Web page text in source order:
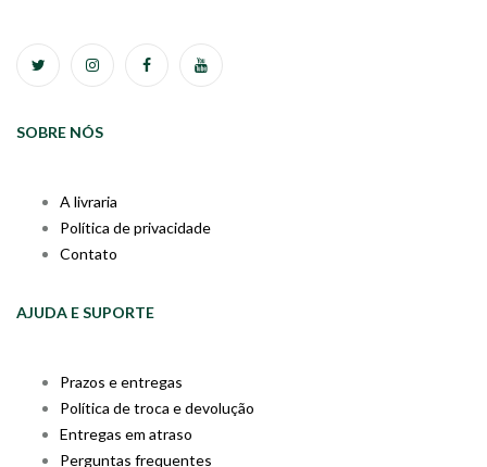
SOBRE NÓS
A livraria
Política de privacidade
Contato
AJUDA E SUPORTE
Prazos e entregas
Política de troca e devolução
Entregas em atraso
Perguntas frequentes